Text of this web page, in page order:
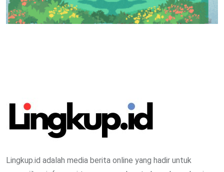
Lingkup.id adalah media berita online yang hadir untuk